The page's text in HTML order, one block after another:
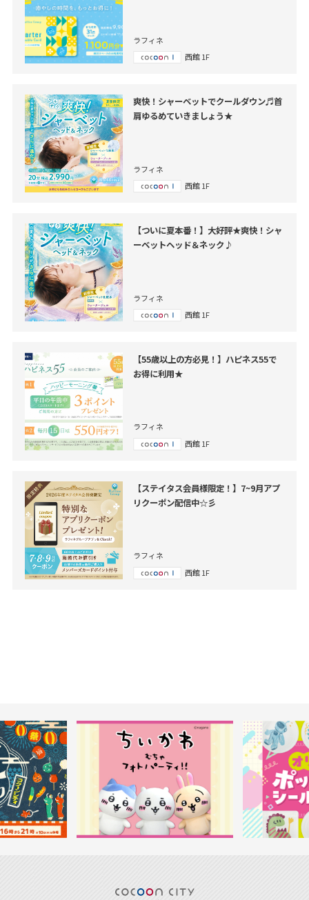
ラフィネ
西館 1F
爽快！シャーベットでクールダウン♬首
肩ゆるめていきましょう★
ラフィネ
西館 1F
【ついに夏本番！】大好評★爽快！シャ
ーベットヘッド＆ネック♪
ラフィネ
西館 1F
【55歳以上の方必見！】ハピネス55で
お得に利用★
ラフィネ
西館 1F
【ステイタス会員様限定！】7~9月アプ
リクーポン配信中☆彡
ラフィネ
西館 1F